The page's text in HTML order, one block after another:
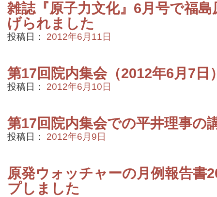
雑誌『原子力文化』6月号で福
げられました
投稿日： 2012年6月11日
第17回院内集会（2012年6月7日
投稿日： 2012年6月10日
第17回院内集会での平井理事の
投稿日： 2012年6月9日
原発ウォッチャーの月例報告書
プしました